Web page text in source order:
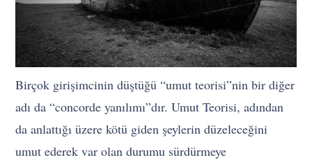
Birçok girişimcinin düştüğü “umut teorisi”nin bir diğer
adı da “concorde yanılımı”dır. Umut Teorisi, adından
da anlattığı üzere kötü giden şeylerin düzeleceğini
umut ederek var olan durumu sürdürmeye